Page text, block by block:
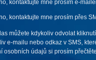
kontaktujte mne prosím e-
kontaktujte mne prosím přes
můžete kdykoliv odvolat
e-mailu nebo odkaz v SMS,
osobních údajů si prosím